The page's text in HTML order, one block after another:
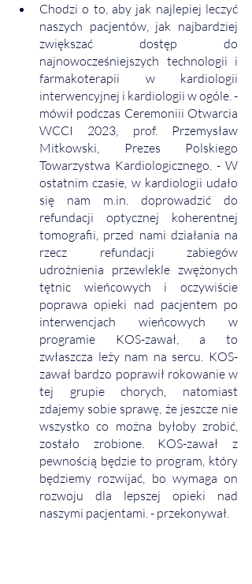
Chodzi o to, aby jak najlepiej leczyć
naszych pacjentów, jak najbardziej
zwiększać dostęp do
najnowocześniejszych technologii i
farmakoterapii w kardiologii
interwencyjnej i kardiologii w ogóle. -
mówił podczas Ceremoniii Otwarcia
WCCI 2023, prof. Przemysław
Mitkowski, Prezes Polskiego
Towarzystwa Kardiologicznego. - W
ostatnim czasie, w kardiologii udało
się nam m.in. doprowadzić do
refundacji optycznej koherentnej
tomografii, przed nami działania na
rzecz refundacji zabiegów
udrożnienia przewlekle zwężonych
tętnic wieńcowych i oczywiście
poprawa opieki nad pacjentem po
interwencjach wieńcowych w
programie KOS-zawał, a to
zwłaszcza leży nam na sercu. KOS-
zawał bardzo poprawił rokowanie w
tej grupie chorych, natomiast
zdajemy sobie sprawę, że jeszcze nie
wszystko co można byłoby zrobić,
zostało zrobione. KOS-zawał z
pewnością będzie to program, który
będziemy rozwijać, bo wymaga on
rozwoju dla lepszej opieki nad
naszymi pacjentami. - przekonywał.